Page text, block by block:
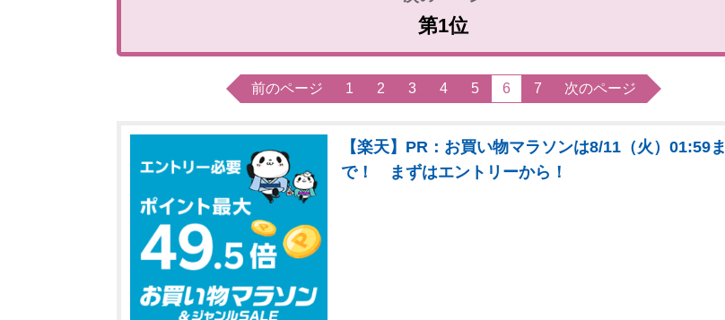
第1位
前のページ 1 2 3 4 5 6 7 次のページ
【楽天】PR：お買い物マラソンは8/11（火）01:59ま
で！ まずはエントリーから！